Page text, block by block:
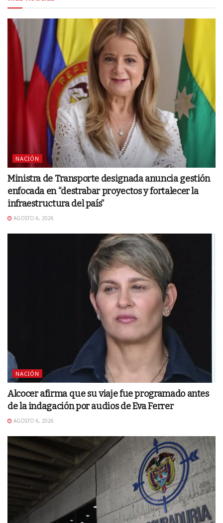
NACIÓN
Ministra de Transporte designada anuncia gestión
enfocada en “destrabar proyectos y fortalecer la
infraestructura del país”
AGOSTO 6, 2026
NACIÓN
Alcocer afirma que su viaje fue programado antes
de la indagación por audios de Eva Ferrer
AGOSTO 6, 2026